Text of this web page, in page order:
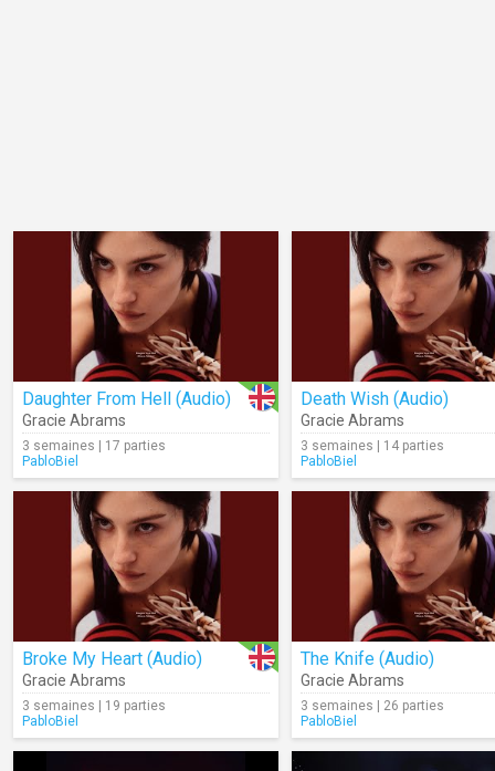
Daughter From Hell (Audio)
Gracie Abrams
3 semaines | 17 parties
PabloBiel
Death Wish (Audio)
Gracie Abrams
3 semaines | 14 parties
PabloBiel
Broke My Heart (Audio)
Gracie Abrams
3 semaines | 19 parties
PabloBiel
The Knife (Audio)
Gracie Abrams
3 semaines | 26 parties
PabloBiel